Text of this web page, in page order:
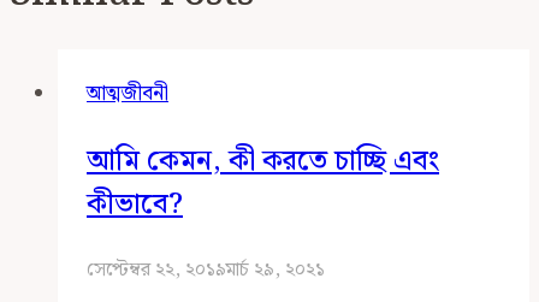
আত্মজীবনী
আমি কেমন, কী করতে চাচ্ছি এবং
কীভাবে?
সেপ্টেম্বর ২২, ২০১৯মার্চ ২৯, ২০২১